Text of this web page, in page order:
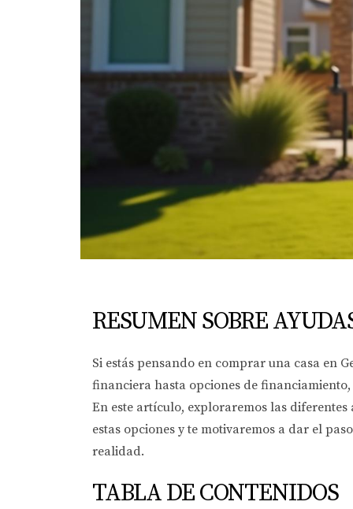
RESUMEN SOBRE
Si estás pensando en comprar una casa en
financiera hasta opciones de financiamiento,
En este artículo, exploraremos las
estas opciones y te motivaremos a dar el
realidad.
TABLA DE CONTENIDOS